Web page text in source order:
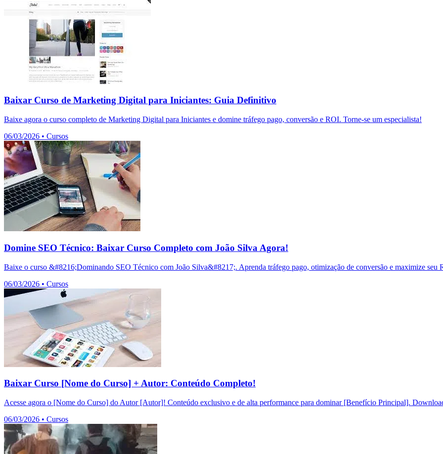
Baixar Curso de Marketing Digital para Iniciantes: Guia Definitivo
Baixe agora o curso completo de Marketing Digital para Iniciantes e domine tráfego pago, conversão e ROI. Torne-se um especialista!
06/03/2026 • Cursos
Domine SEO Técnico: Baixar Curso Completo com João Silva Agora!
Baixe o curso &#8216;Dominando SEO Técnico com João Silva&#8217;. Aprenda tráfego pago, otimização de conversão e maximize seu
06/03/2026 • Cursos
Baixar Curso [Nome do Curso] + Autor: Conteúdo Completo!
Acesse agora o [Nome do Curso] do Autor [Autor]! Conteúdo exclusivo e de alta performance para dominar [Benefício Principal].
06/03/2026 • Cursos